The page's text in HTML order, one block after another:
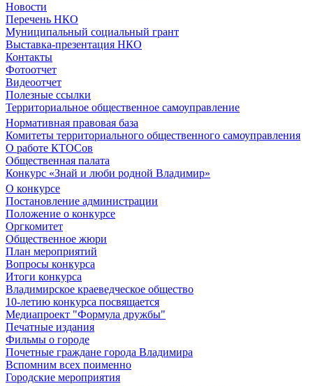
Новости
Перечень НКО
Муниципальный социальный грант
Выставка-презентация НКО
Контакты
Фотоотчет
Видеоотчет
Полезные ссылки
Территориальное общественное самоуправление
Нормативная правовая база
Комитеты территориального общественного самоуправления
О работе КТОСов
Общественная палата
Конкурс «Знай и люби родной Владимир»
О конкурсе
Постановление администрации
Положение о конкурсе
Оргкомитет
Общественное жюри
План мероприятий
Вопросы конкурса
Итоги конкурса
Владимирское краеведческое общество
10-летию конкурса посвящается
Медиапроект "Формула дружбы"
Печатные издания
Фильмы о городе
Почетные граждане города Владимира
Вспомним всех поименно
Городские мероприятия